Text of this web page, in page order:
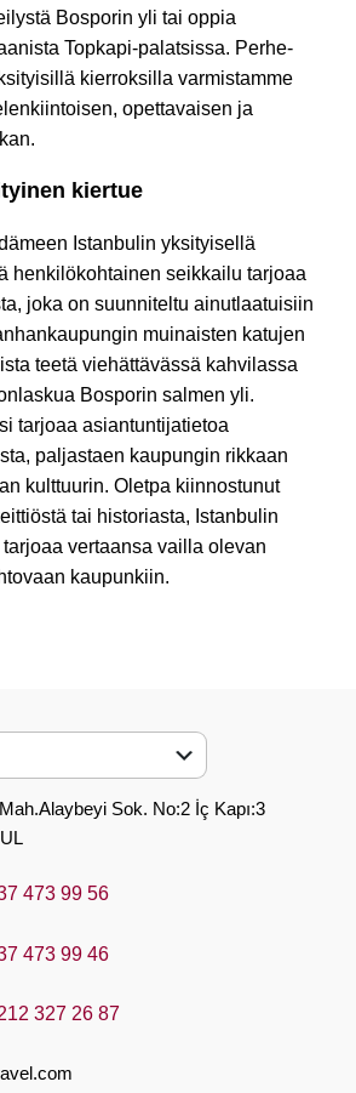
Bosporin yli tai oppia
Topkapi-palatsissa. Perhe-
kierroksilla varmistamme
opettavaisen ja
kiertue
Istanbulin yksityisellä
henkilökohtainen seikkailu tarjoaa
joka on suunniteltu ainutlaatuisiin
muinaisten katujen
teetä viehättävässä kahvilassa
Bosporin salmen yli.
tarjoaa asiantuntijatietoa
paljastaen kaupungin rikkaan
kulttuurin. Oletpa kiinnostunut
tai historiasta, Istanbulin
vertaansa vailla olevan
kaupunkiin.
Sok. No:2 İç Kapı:3
473 99 56
473 99 46
327 26 87